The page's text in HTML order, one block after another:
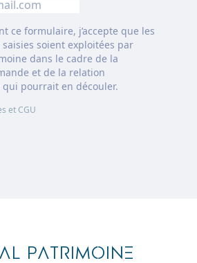
ce formulaire, j’accepte que les
soient exploitées par
dans le cadre de la
et de la relation
qui pourrait en découler.
et CGU
PATRIMOINE